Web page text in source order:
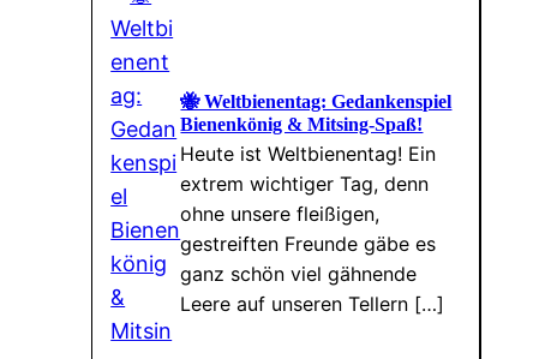
🐝 Weltbienentag: Gedankenspiel
Bienenkönig & Mitsing-Spaß!
Heute ist Weltbienentag! Ein
extrem wichtiger Tag, denn
ohne unsere fleißigen,
gestreiften Freunde gäbe es
ganz schön viel gähnende
Leere auf unseren Tellern […]